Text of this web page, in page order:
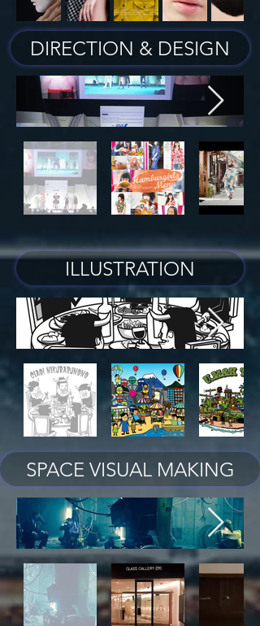
DIRECTION & DESIGN
ILLUSTRATION
SPACE VISUAL MAKING